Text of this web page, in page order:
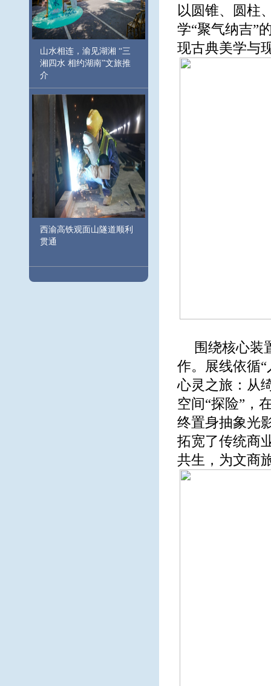
山水相连，渝见湖湘 “三
湘四水 相约湖南”文旅推
介
西渝高铁观面山隧道顺利
贯通
以圆锥、圆柱
学“聚气纳吉”
现古典美学与
围绕核心装
作。展线依循
心灵之旅：从
空间“探险”，
终置身抽象光
拓宽了传统商
共生，为文商